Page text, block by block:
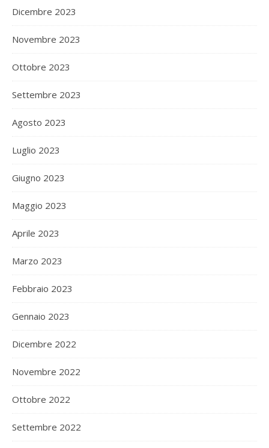
Dicembre 2023
Novembre 2023
Ottobre 2023
Settembre 2023
Agosto 2023
Luglio 2023
Giugno 2023
Maggio 2023
Aprile 2023
Marzo 2023
Febbraio 2023
Gennaio 2023
Dicembre 2022
Novembre 2022
Ottobre 2022
Settembre 2022